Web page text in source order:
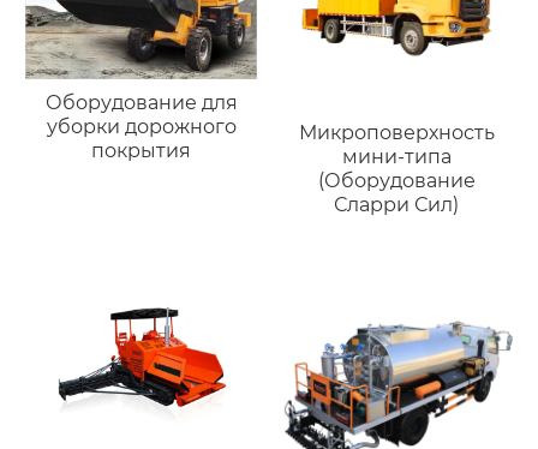
Оборудование для
уборки дорожного
покрытия
Микроповерхность
мини-типа
(Оборудование
Сларри Сил)